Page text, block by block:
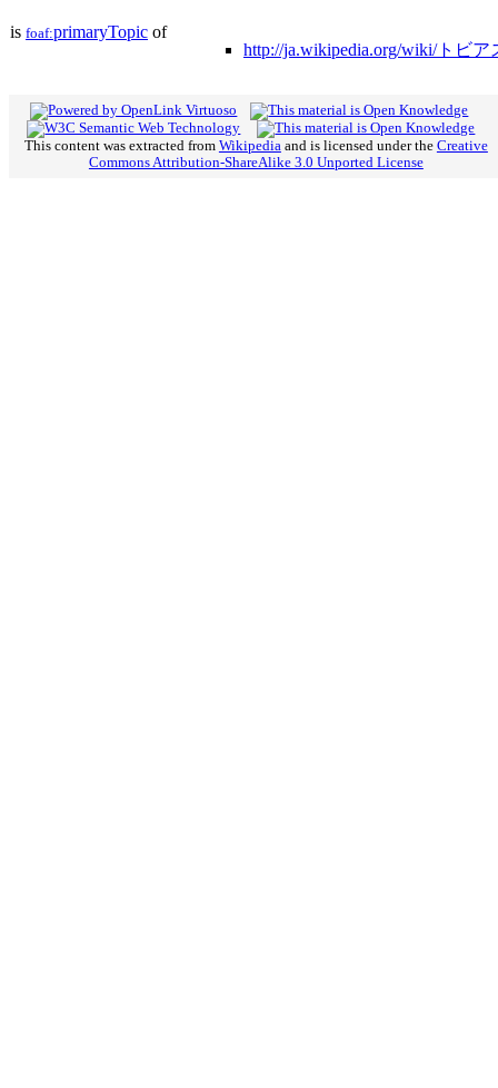
is foaf:primaryTopic of
http://ja.wikipedia.org/wiki/トビ
This content was extracted from Wikipedia and is licensed under the Creative
Commons Attribution-ShareAlike 3.0 Unported License